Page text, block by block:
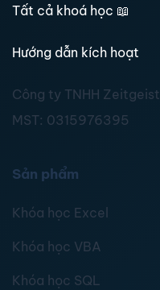
Tất cả khoá học 📖
Hướng dẫn kích hoạt
Công ty TNHH Zeitgeist
MST: 0315976395
Sản phẩm
Khóa học Excel
Khóa học VBA
Khóa học SQL